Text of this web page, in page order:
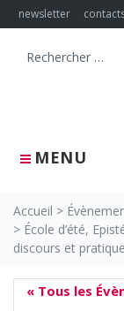
Skip
to
newsletter
MENU
Search
Accueil >
> École d’été,
discours et
« Tous les